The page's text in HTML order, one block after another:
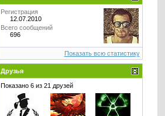
Регистрация
12.07.2010
Всего сообщений
696
Показать всю статистику
Друзья
Показано 6 из 21 друзей